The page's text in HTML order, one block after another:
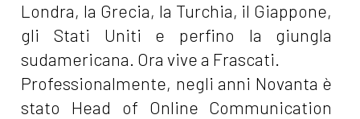
Londra, la Grecia, la Turchia, il Giappone,
gli Stati Uniti e perfino la giungla
sudamericana. Ora vive a Frascati.
Professionalmente, negli anni Novanta è
stato Head of Online Communication